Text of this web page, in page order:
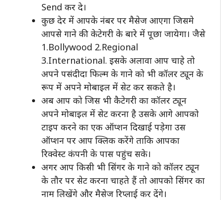
Send कर दे।
कुछ देर में आपके नंबर पर मैसेज आएगा जिसमे
आपसे गाने की केटेगरी के बारे में पूछा जायेगा। जैसे
1.Bollywood 2.Regional
3.International. इसके अलावा आप चाहे तो
अपने पसंदीदा फिल्म के गाने को भी कॉलर ट्यून के
रूप में अपने मोबाइल में सेट कर सकते है।
अब आप को जिस भी कैटेगरी का कॉलर ट्यून
अपने मोबाइल में सेट करना है उसके आगे आपको
टाइप करने का एक ऑप्शन दिखाई पड़ेगा उस
ऑप्शन पर आप क्लिक करेंगे ताकि आपका
रिक्वेस्ट कंपनी के पास पहुंच सके।
अगर आप किसी भी सिंगर के गाने को कॉलर ट्यून
के तौर पर सेट करना चाहते हैं तो आपको सिंगर का
नाम लिखेंगे और मैसेज रिप्लाई कर देंगे।